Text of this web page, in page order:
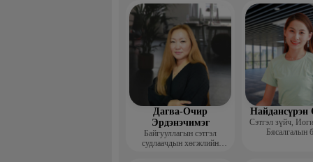
Дагва-Очир
Эрдэнэчимэг
Байгууллагын сэтгэл
судлаачдын хөгжлийн
Найдансүрэн
Сэтгэл зүйч,
Бясалгалын